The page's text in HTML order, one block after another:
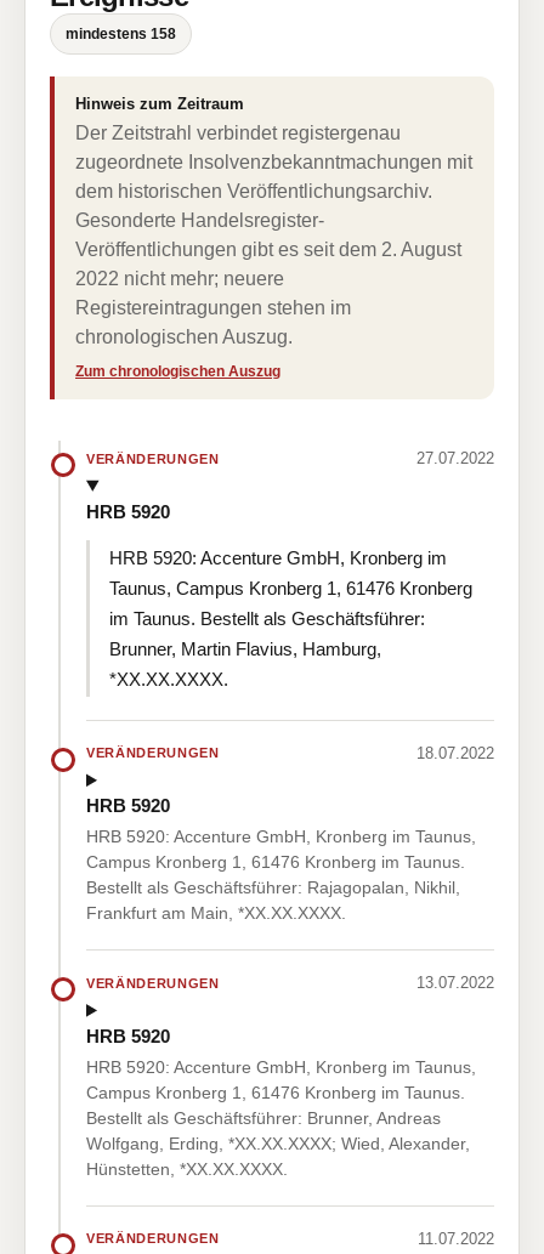
mindestens 158
Hinweis zum Zeitraum
Der Zeitstrahl verbindet registergenau
zugeordnete Insolvenzbekanntmachungen mit
dem historischen Veröffentlichungsarchiv.
Gesonderte Handelsregister-
Veröffentlichungen gibt es seit dem 2. August
2022 nicht mehr; neuere
Registereintragungen stehen im
chronologischen Auszug.
Zum chronologischen Auszug
VERÄNDERUNGEN 27.07.2022
HRB 5920
HRB 5920: Accenture GmbH, Kronberg im
Taunus, Campus Kronberg 1, 61476 Kronberg
im Taunus. Bestellt als Geschäftsführer:
Brunner, Martin Flavius, Hamburg,
*XX.XX.XXXX.
VERÄNDERUNGEN 18.07.2022
HRB 5920
HRB 5920: Accenture GmbH, Kronberg im Taunus,
Campus Kronberg 1, 61476 Kronberg im Taunus.
Bestellt als Geschäftsführer: Rajagopalan, Nikhil,
Frankfurt am Main, *XX.XX.XXXX.
VERÄNDERUNGEN 13.07.2022
HRB 5920
HRB 5920: Accenture GmbH, Kronberg im Taunus,
Campus Kronberg 1, 61476 Kronberg im Taunus.
Bestellt als Geschäftsführer: Brunner, Andreas
Wolfgang, Erding, *XX.XX.XXXX; Wied, Alexander,
Hünstetten, *XX.XX.XXXX.
VERÄNDERUNGEN 11.07.2022